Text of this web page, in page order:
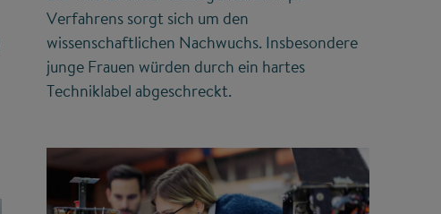
Verfahrens sorgt sich um den
wissenschaftlichen Nachwuchs. Insbesondere
junge Frauen würden durch ein hartes
Techniklabel abgeschreckt.